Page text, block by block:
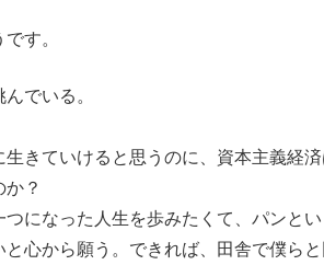
す。
でいる。
きていけると思うのに、資本主義経
？
になった人生を歩みたくて、パンとい
心から願う。できれば、田舎で僕ら